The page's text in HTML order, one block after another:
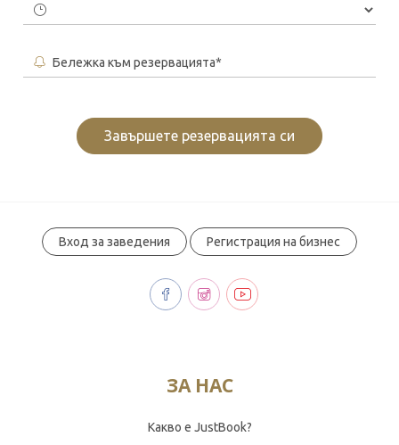
Бележка към резервацията*
Завършете резервацията си
Вход за заведения Регистрация на бизнес
ЗА НАС
Какво е JustBook?